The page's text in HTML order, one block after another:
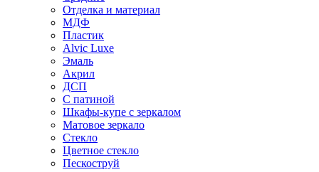
Отделка и материал
МДФ
Пластик
Alvic Luxe
Эмаль
Акрил
ДСП
С патиной
Шкафы-купе с зеркалом
Матовое зеркало
Стекло
Цветное стекло
Пескоструй